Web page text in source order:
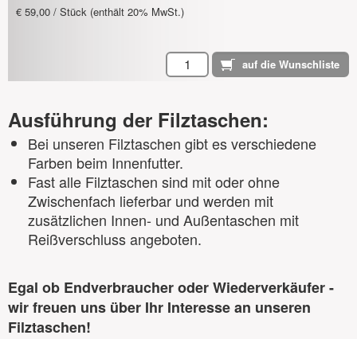
€ 59,00 / Stück (enthält 20% MwSt.)
Ausführung der Filztaschen:
Bei unseren Filztaschen gibt es verschiedene
Farben beim Innenfutter.
Fast alle Filztaschen sind mit oder ohne
Zwischenfach lieferbar und werden mit
zusätzlichen Innen- und Außentaschen mit
Reißverschluss angeboten.
Egal ob Endverbraucher oder Wiederverkäufer -
wir freuen uns über Ihr Interesse an unseren
Filztaschen!